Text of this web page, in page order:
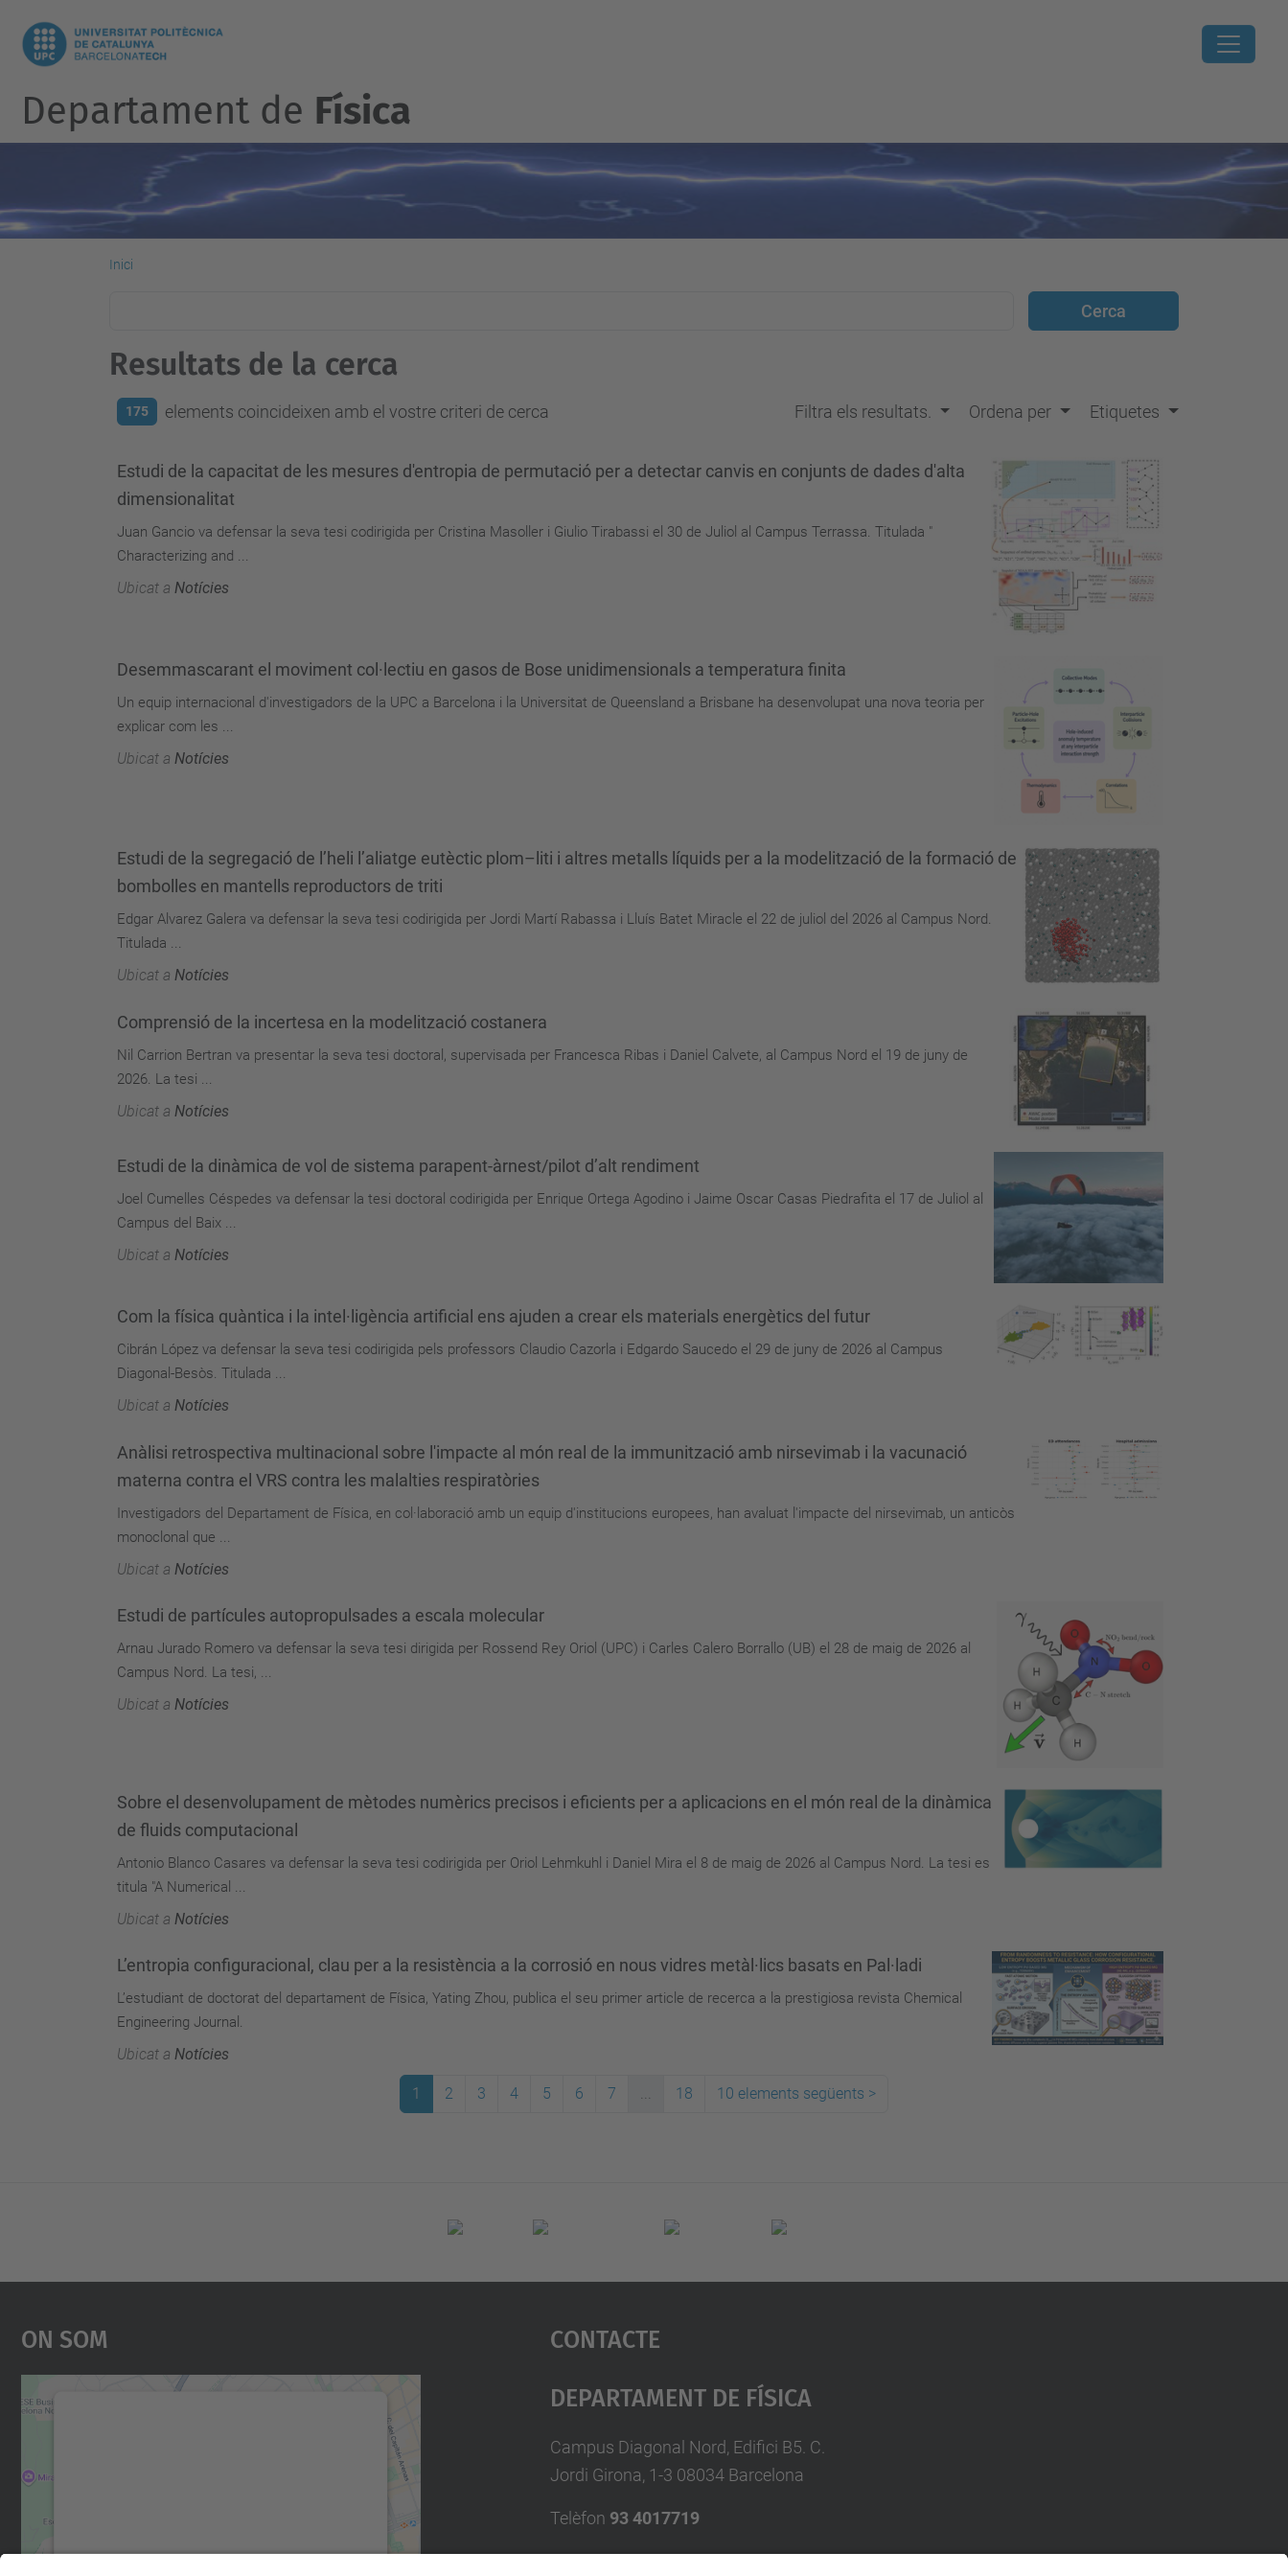
Departament de Física
Inici
Resultats de la cerca
175 elements coincideixen amb el vostre criteri de cerca Filtra els resultats. Ordena per Etiquetes
Estudi de la capacitat de les mesures d'entropia de permutació per a detectar canvis en conjunts de dades d'alta
dimensionalitat
Juan Gancio va defensar la seva tesi codirigida per Cristina Masoller i Giulio Tirabassi el 30 de Juliol al Campus Terrassa. Titulada "
Characterizing and ...
Ubicat a Notícies
Desemmascarant el moviment col·lectiu en gasos de Bose unidimensionals a temperatura finita
Un equip internacional d'investigadors de la UPC a Barcelona i la Universitat de Queensland a Brisbane ha desenvolupat una nova teoria per
explicar com les ...
Ubicat a Notícies
Estudi de la segregació de l’heli l’aliatge eutèctic plom–liti i altres metalls líquids per a la modelització de la formació de
bombolles en mantells reproductors de triti
Edgar Alvarez Galera va defensar la seva tesi codirigida per Jordi Martí Rabassa i Lluís Batet Miracle el 22 de juliol del 2026 al Campus Nord.
Titulada ...
Ubicat a Notícies
Comprensió de la incertesa en la modelització costanera
Nil Carrion Bertran va presentar la seva tesi doctoral, supervisada per Francesca Ribas i Daniel Calvete, al Campus Nord el 19 de juny de
2026. La tesi ...
Ubicat a Notícies
Estudi de la dinàmica de vol de sistema parapent-àrnest/pilot d’alt rendiment
Joel Cumelles Céspedes va defensar la tesi doctoral codirigida per Enrique Ortega Agodino i Jaime Oscar Casas Piedrafita el 17 de Juliol al
Campus del Baix ...
Ubicat a Notícies
Com la física quàntica i la intel·ligència artificial ens ajuden a crear els materials energètics del futur
Cibrán López va defensar la seva tesi codirigida pels professors Claudio Cazorla i Edgardo Saucedo el 29 de juny de 2026 al Campus
Diagonal-Besòs. Titulada ...
Ubicat a Notícies
Anàlisi retrospectiva multinacional sobre l'impacte al món real de la immunització amb nirsevimab i la vacunació
materna contra el VRS contra les malalties respiratòries
Investigadors del Departament de Física, en col·laboració amb un equip d'institucions europees, han avaluat l'impacte del nirsevimab, un anticòs
monoclonal que ...
Ubicat a Notícies
Estudi de partícules autopropulsades a escala molecular
Arnau Jurado Romero va defensar la seva tesi dirigida per Rossend Rey Oriol (UPC) i Carles Calero Borrallo (UB) el 28 de maig de 2026 al
Campus Nord. La tesi, ...
Ubicat a Notícies
Sobre el desenvolupament de mètodes numèrics precisos i eficients per a aplicacions en el món real de la dinàmica
de fluids computacional
Antonio Blanco Casares va defensar la seva tesi codirigida per Oriol Lehmkuhl i Daniel Mira el 8 de maig de 2026 al Campus Nord. La tesi es
titula "A Numerical ...
Ubicat a Notícies
L’entropia configuracional, clau per a la resistència a la corrosió en nous vidres metàl·lics basats en Pal·ladi
L’estudiant de doctorat del departament de Física, Yating Zhou, publica el seu primer article de recerca a la prestigiosa revista Chemical
Engineering Journal.
Ubicat a Notícies
1 2 3 4 5 6 7 ... 18 10 elements següents >
On Som
Contacte
Departament De Física
Campus Diagonal Nord, Edifici B5. C.
Jordi Girona, 1-3 08034 Barcelona
Telèfon 93 4017719
A/e usd.utgcnticupc.edu